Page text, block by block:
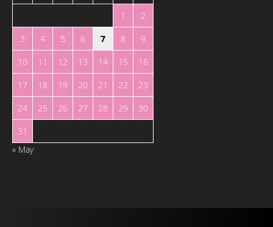
1
2
3
4 5 6 7 8
9
10
11 12 13 14 15
16
17
18 19 20 21 22
23
24
25 26 27 28 29
30
31
« May